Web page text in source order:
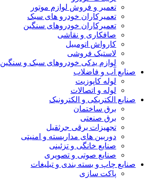
تعمیر و فروش لوازم موتور
تعمیرکاران خودرو های سبک
تعمیرکاران خودروهای سنگین
صافکاری و نقاشی
کارواش اتومبیل
لاستیک فروشی
لوازم یدکی خودروهای سبک و سنگین
صنایع آب و فاضلاب
لوله کاپوزیت
لوله و اتصالات
صنایع الکتریکی و الکترونیک
برق ساختمان
برق صنعتی
تجهیزات برقی جرثقیل
دوربین های مداربسته و امنیتی
صنایع خانگی و تزئینی
صنایع صوتی و تصویری
صنایع چاپ و بسته بندی و تبلیغات
پاکت سازی